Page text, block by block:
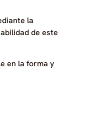
la
de este
en la forma y